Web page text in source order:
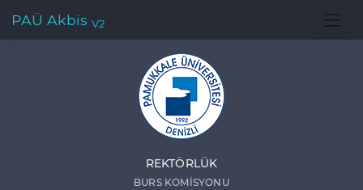
PAÜ Akbis V2
REKTÖRLÜK
BURS KOMİSYONU